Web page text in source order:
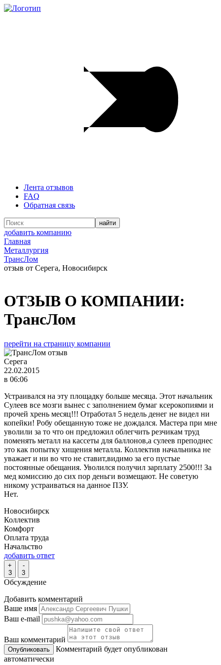
Лента отзывов
FAQ
Обратная связь
добавить компанию
Главная
Металлургия
ТрансЛом
отзыв от Серега, Новосибирск
ОТЗЫВ О КОМПАНИИ:
ТрансЛом
перейти на страницу компании
Серега
22.02.2015
в 06:06
Устраивался на эту площадку больше месяца. Этот начальник
Сулеев все мозги вынес с заполнением бумаг ксерокопиями и
прочей хрень месяц!!! Отработал 5 недель денег не видел ни
копейки! Робу обещанную тоже не дождался. Мастера при мне
уволили за то что он предложил облегчить резчикам труд
поменять металл на кассеты для баллонов,а сулеев преподнес
это как попытку хищения металла. Коллектив начальника не
уважает и ни во что не ставит,видимо за его пустые
постоянные обещания. Уволился получил зарплату 2500!!! За
мед комиссию до сих пор деньги возмещают. Не советую
никому устраиваться на данное ПЗУ.
Нет.
Новосибирск
Коллектив
Комфорт
Оплата труда
Начальство
добавить ответ
+
3
-
3
Обсуждение
Добавить комментарий
Ваше имя
Ваш e-mail
Ваш комментарий
Комментарий будет опубликован
автоматически